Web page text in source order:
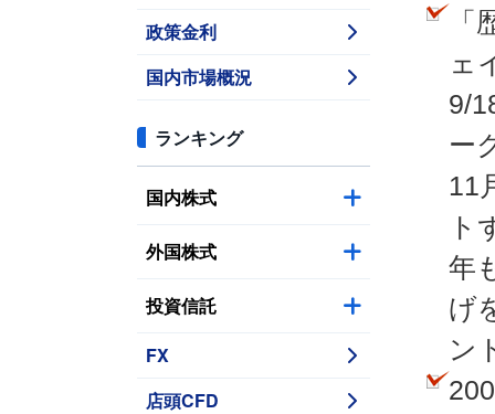
政策金利
国内市場概況
ランキング
国内株式
外国株式
投資信託
FX
店頭CFD
ェ
9/
ー
11
ト
年
げ
ン